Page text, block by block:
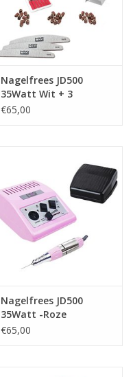
Nagelfrees JD500
35Watt Wit + 3
trapeze vijlen, bitsetje
€65,00
Nagelfrees JD500
35Watt -Roze
€65,00